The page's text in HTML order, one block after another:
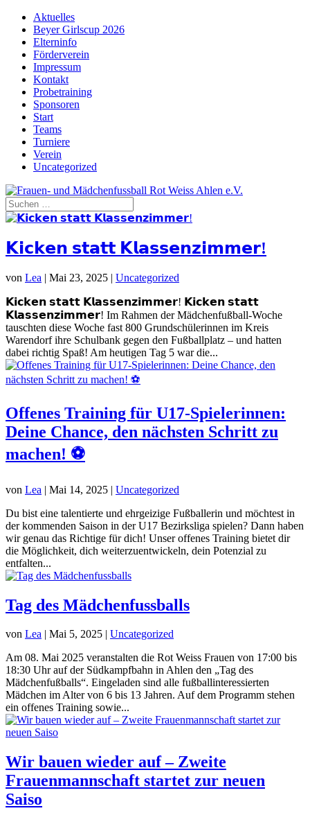
Aktuelles
Beyer Girlscup 2026
Elterninfo
Förderverein
Impressum
Kontakt
Probetraining
Sponsoren
Start
Teams
Turniere
Verein
Uncategorized
𝗞𝗶𝗰𝗸𝗲𝗻 𝘀𝘁𝗮𝘁𝘁 𝗞𝗹𝗮𝘀𝘀𝗲𝗻𝘇𝗶𝗺𝗺𝗲𝗿!
von Lea | Mai 23, 2025 | Uncategorized
𝗞𝗶𝗰𝗸𝗲𝗻 𝘀𝘁𝗮𝘁𝘁 𝗞𝗹𝗮𝘀𝘀𝗲𝗻𝘇𝗶𝗺𝗺𝗲𝗿! 𝗞𝗶𝗰𝗸𝗲𝗻 𝘀𝘁𝗮𝘁𝘁
𝗞𝗹𝗮𝘀𝘀𝗲𝗻𝘇𝗶𝗺𝗺𝗲𝗿! Im Rahmen der Mädchenfußball-Woche
tauschten diese Woche fast 800 Grundschülerinnen im Kreis
Warendorf ihre Schulbank gegen den Fußballplatz – und hatten
dabei richtig Spaß! Am heutigen Tag 5 war die...
Offenes Training für U17-Spielerinnen:
Deine Chance, den nächsten Schritt zu
machen! ⚽
von Lea | Mai 14, 2025 | Uncategorized
Du bist eine talentierte und ehrgeizige Fußballerin und möchtest in
der kommenden Saison in der U17 Bezirksliga spielen? Dann haben
wir genau das Richtige für dich! Unser offenes Training bietet dir
die Möglichkeit, dich weiterzuentwickeln, dein Potenzial zu
entfalten...
Tag des Mädchenfussballs
von Lea | Mai 5, 2025 | Uncategorized
Am 08. Mai 2025 veranstalten die Rot Weiss Frauen von 17:00 bis
18:30 Uhr auf der Südkampfbahn in Ahlen den „Tag des
Mädchenfußballs“. Eingeladen sind alle fußballinteressierten
Mädchen im Alter von 6 bis 13 Jahren. Auf dem Programm stehen
ein offenes Training sowie...
Wir bauen wieder auf – Zweite
Frauenmannschaft startet zur neuen
Saiso